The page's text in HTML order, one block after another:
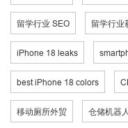
留学行业 SEO 留学行业
iPhone 18 leaks
best iPhone 18 colors
移动厕所外贸 仓储机器人